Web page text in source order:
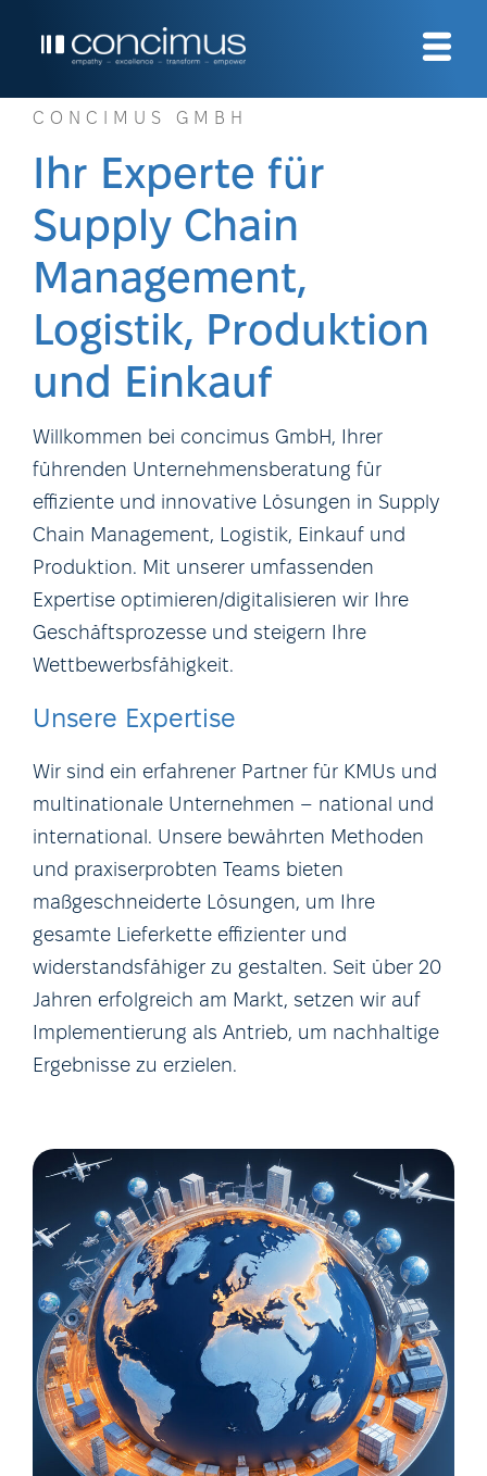
CONCIMUS GMBH
Ihr Experte für
Supply Chain
Management,
Logistik, Produktion
und Einkauf
Willkommen bei concimus GmbH, Ihrer
führenden Unternehmensberatung für
effiziente und innovative Lösungen in Supply
Chain Management, Logistik, Einkauf und
Produktion. Mit unserer umfassenden
Expertise optimieren/digitalisieren wir Ihre
Geschäftsprozesse und steigern Ihre
Wettbewerbsfähigkeit.
Unsere Expertise
Wir sind ein erfahrener Partner für KMUs und
multinationale Unternehmen – national und
international. Unsere bewährten Methoden
und praxiserprobten Teams bieten
maßgeschneiderte Lösungen, um Ihre
gesamte Lieferkette effizienter und
widerstandsfähiger zu gestalten. Seit über 20
Jahren erfolgreich am Markt, setzen wir auf
Implementierung als Antrieb, um nachhaltige
Ergebnisse zu erzielen.